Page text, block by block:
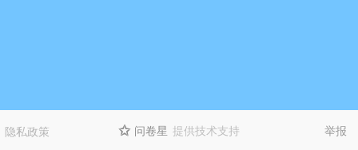
隐私政策  问卷星 提供技术支持 举报